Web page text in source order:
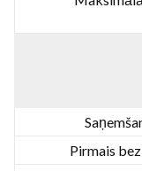
Pirmais